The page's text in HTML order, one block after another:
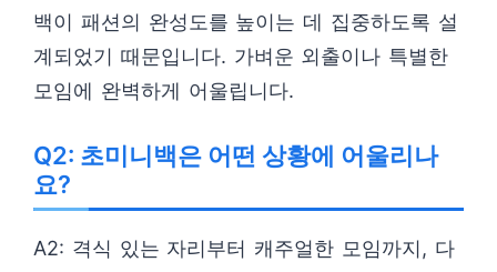
백이 패션의 완성도를 높이는 데 집중하도록 설
계되었기 때문입니다. 가벼운 외출이나 특별한
모임에 완벽하게 어울립니다.
Q2: 초미니백은 어떤 상황에 어울리나
요?
A2: 격식 있는 자리부터 캐주얼한 모임까지, 다